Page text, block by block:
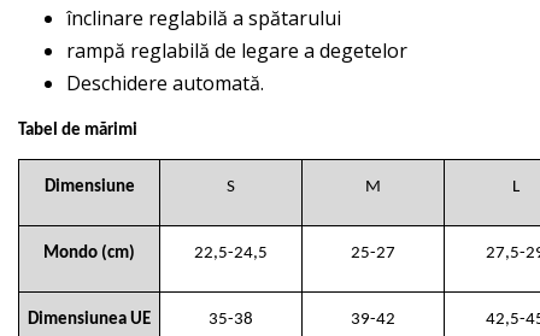
înclinare reglabilă a spătarului
rampă reglabilă de legare a degetelor
Deschidere automată.
Tabel de mărimi
Dimensiune S M L
Mondo (cm) 22,5-24,5 25-27 27,5-
Dimensiunea UE 35-38 39-42 42,5-